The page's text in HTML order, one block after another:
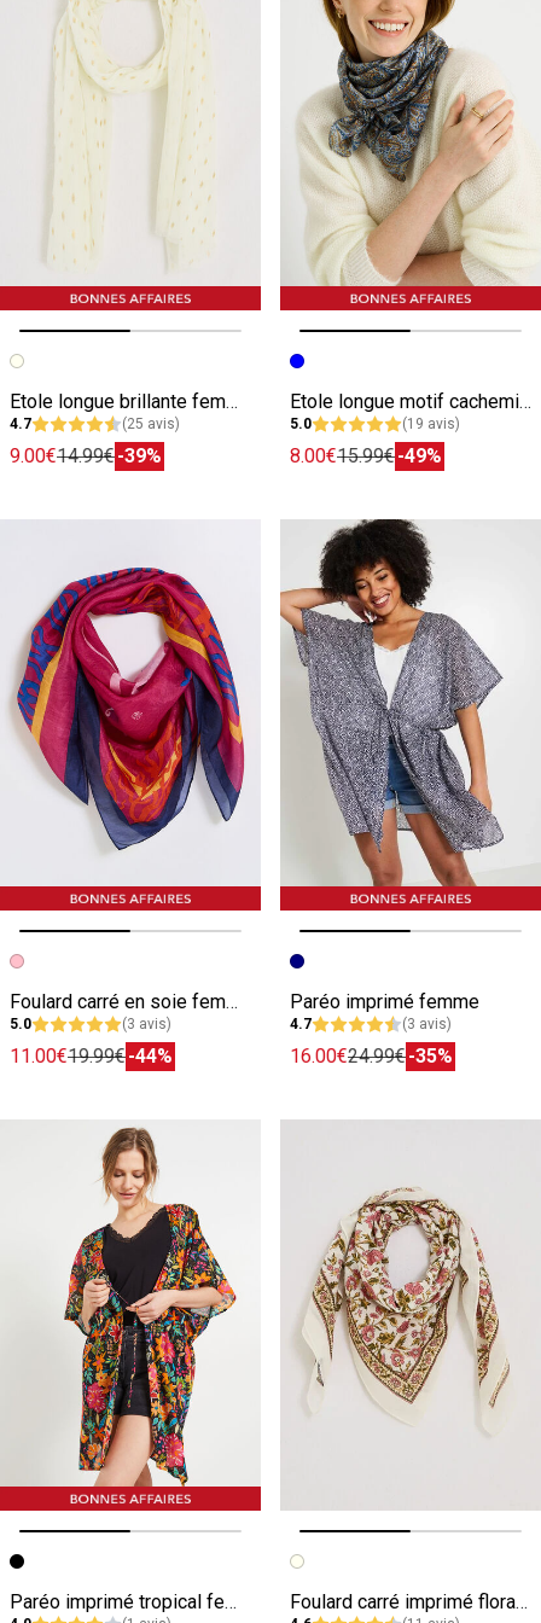
Image précédente
Image suivante
Etole longue brillante femme
4.7 (25 avis)
9.00€14.99€-39%
Image précédente
Image suivante
Etole longue motif cachemire femme
5.0 (19 avis)
8.00€15.99€-49%
Image précédente
Image suivante
Foulard carré en soie femme
5.0 (3 avis)
11.00€19.99€-44%
Image précédente
Image suivante
Paréo imprimé femme
4.7 (3 avis)
16.00€24.99€-35%
Image précédente
Image suivante
Paréo imprimé tropical femme
Image précédente
Image suivante
Foulard carré imprimé floral femme